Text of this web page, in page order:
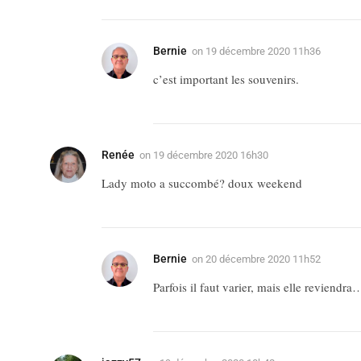
Bernie on 19 décembre 2020 11h36
c’est important les souvenirs.
Renée on 19 décembre 2020 16h30
Lady moto a succombé? doux weekend
Bernie on 20 décembre 2020 11h52
Parfois il faut varier, mais elle